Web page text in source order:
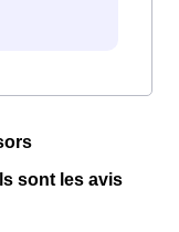
sont les avis